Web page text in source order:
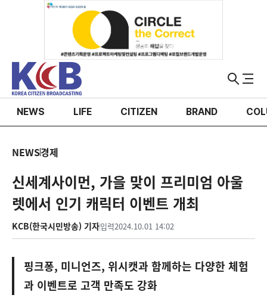
NEWS LIFE CITIZEN BRAND
NEWS경제
신세계사이먼, 가을 맞이 프리미엄 아울
렛에서 인기 캐릭터 이벤트 개최
KCB(한국시민방송) 기자입력2024.10.01 14:02
핑크퐁, 미니언즈, 위시캣과 함께하는 다양한 체험
과 이벤트로 고객 만족도 강화